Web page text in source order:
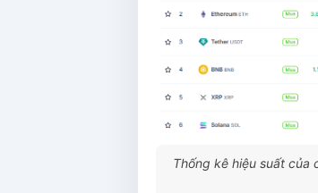
Thống kê hiệu suất của